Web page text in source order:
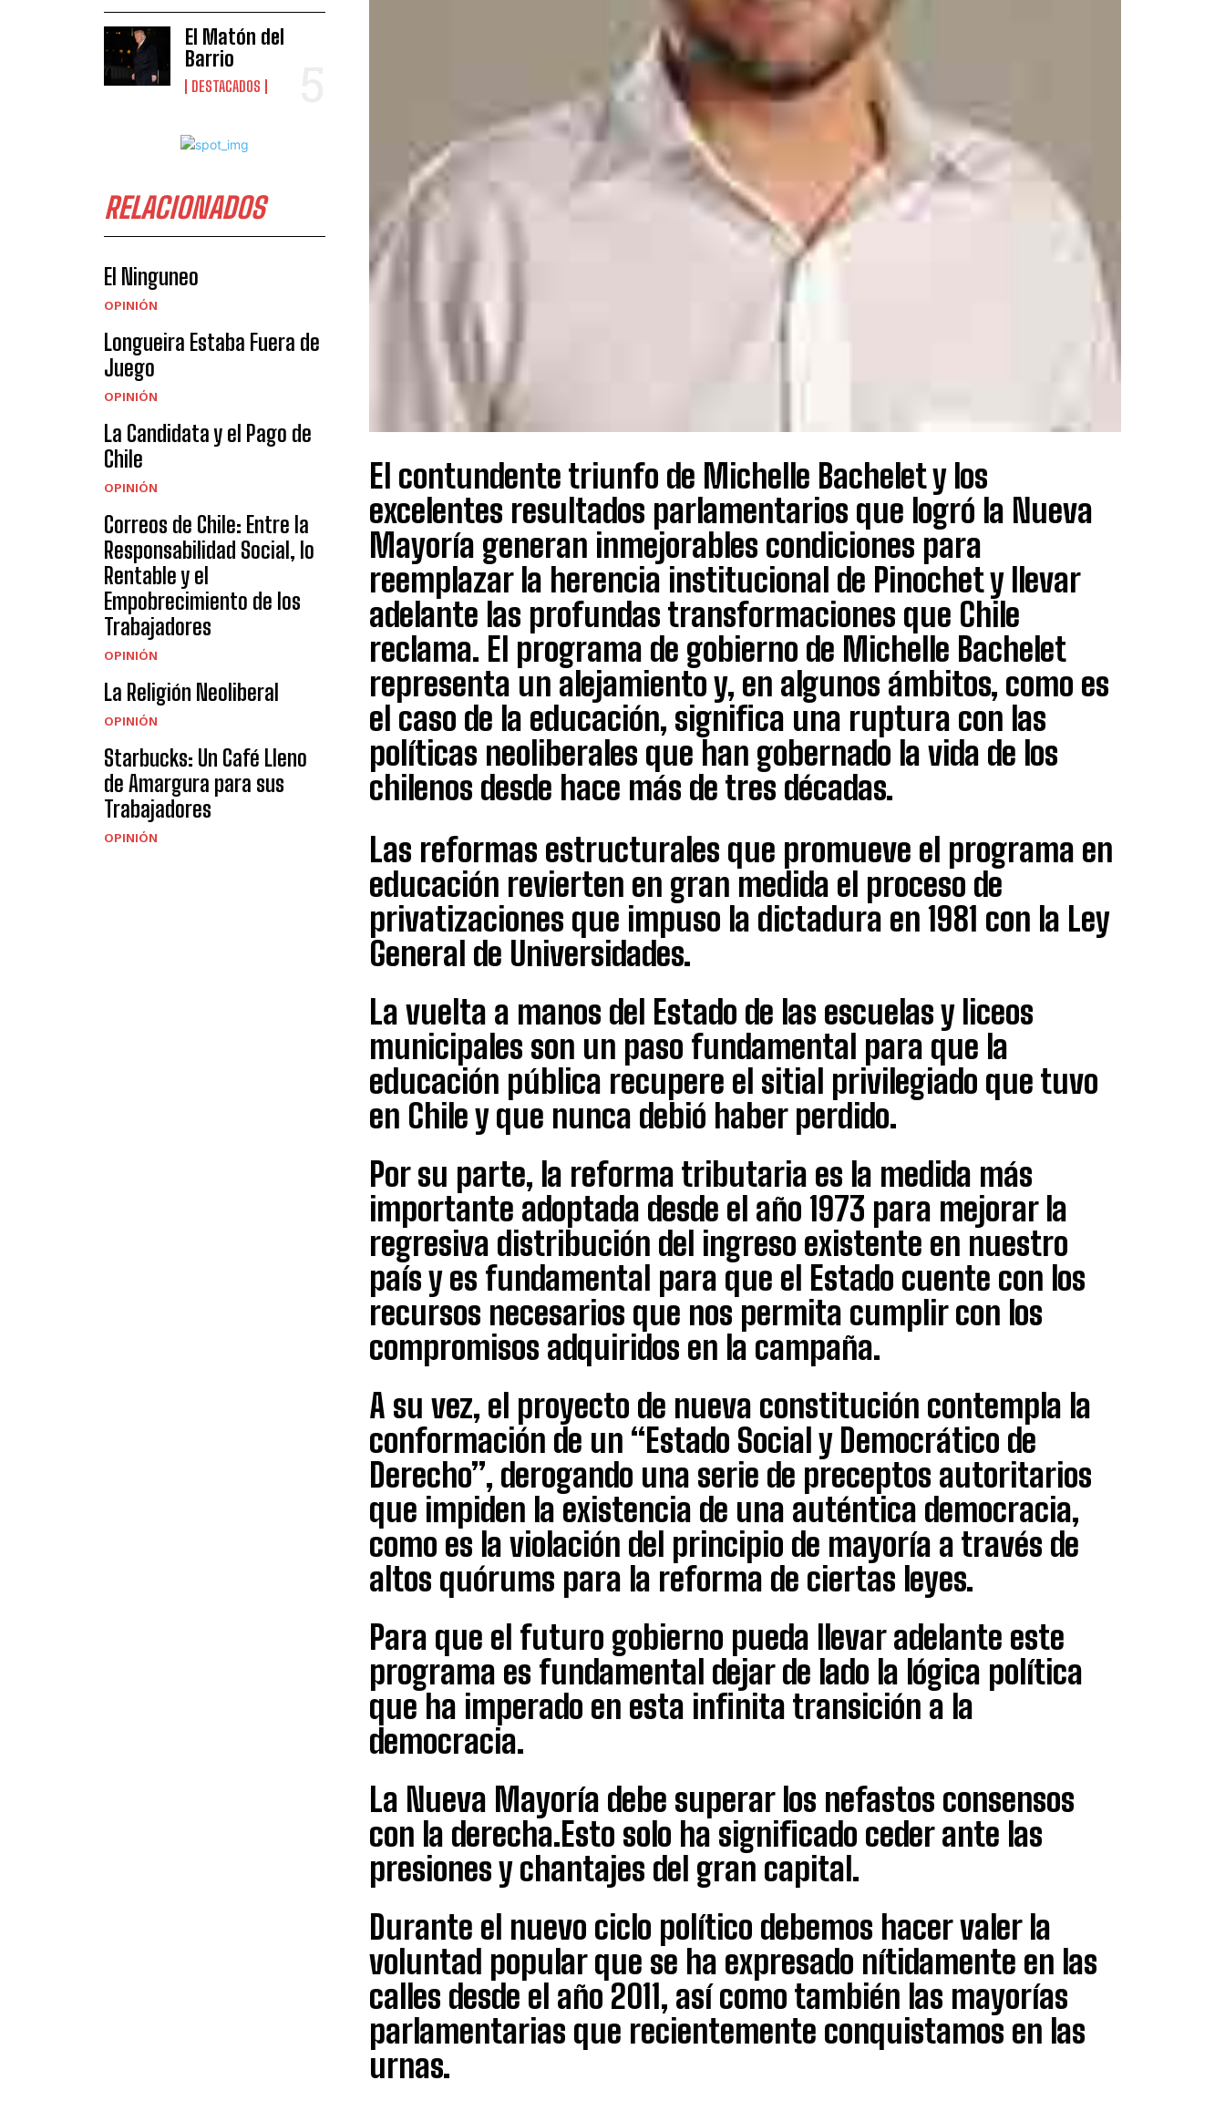
El Matón del
Barrio
DESTACADOS
RELACIONADOS
El Ninguneo
OPINIÓN
Longueira Estaba Fuera de
Juego
OPINIÓN
La Candidata y el Pago de
Chile
OPINIÓN
Correos de Chile: Entre la
Responsabilidad Social, lo
Rentable y el
Empobrecimiento de los
Trabajadores
OPINIÓN
La Religión Neoliberal
OPINIÓN
Starbucks: Un Café Lleno
de Amargura para sus
Trabajadores
OPINIÓN
El contundente triunfo de Michelle Bachelet y los
excelentes resultados parlamentarios que logró la Nueva
Mayoría generan inmejorables condiciones para
reemplazar la herencia institucional de Pinochet y llevar
adelante las profundas transformaciones que Chile
reclama. El programa de gobierno de Michelle Bachelet
representa un alejamiento y, en algunos ámbitos, como es
el caso de la educación, significa una ruptura con las
políticas neoliberales que han gobernado la vida de los
chilenos desde hace más de tres décadas.
Las reformas estructurales que promueve el programa en
educación revierten en gran medida el proceso de
privatizaciones que impuso la dictadura en 1981 con la Ley
General de Universidades.
La vuelta a manos del Estado de las escuelas y liceos
municipales son un paso fundamental para que la
educación pública recupere el sitial privilegiado que tuvo
en Chile y que nunca debió haber perdido.
Por su parte, la reforma tributaria es la medida más
importante adoptada desde el año 1973 para mejorar la
regresiva distribución del ingreso existente en nuestro
país y es fundamental para que el Estado cuente con los
recursos necesarios que nos permita cumplir con los
compromisos adquiridos en la campaña.
A su vez, el proyecto de nueva constitución contempla la
conformación de un “Estado Social y Democrático de
Derecho”, derogando una serie de preceptos autoritarios
que impiden la existencia de una auténtica democracia,
como es la violación del principio de mayoría a través de
altos quórums para la reforma de ciertas leyes.
Para que el futuro gobierno pueda llevar adelante este
programa es fundamental dejar de lado la lógica política
que ha imperado en esta infinita transición a la
democracia.
La Nueva Mayoría debe superar los nefastos consensos
con la derecha.Esto solo ha significado ceder ante las
presiones y chantajes del gran capital.
Durante el nuevo ciclo político debemos hacer valer la
voluntad popular que se ha expresado nítidamente en las
calles desde el año 2011, así como también las mayorías
parlamentarias que recientemente conquistamos en las
urnas.